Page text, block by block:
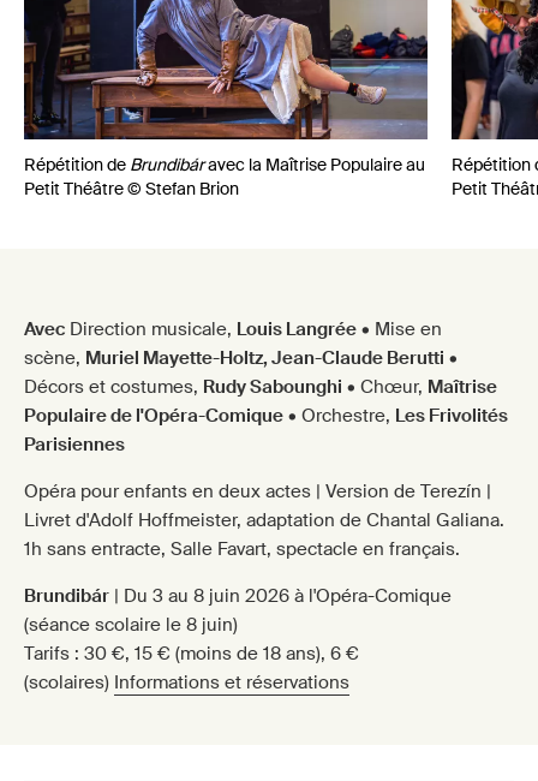
Répétition de Brundibáravec la Maîtrise Populaire au
Petit Théâtre © Stefan Brion
Répétition
Petit
Avec Direction musicale, Louis Langrée • Mise en
scène, Muriel Mayette-Holtz, Jean-Claude Berutti •
Décors et costumes, Rudy Sabounghi • Chœur, Maîtrise
Populaire de l'Opéra-Comique • Orchestre, Les Frivolités
Parisiennes
Opéra pour enfants en deux actes | Version de Terezín |
Livret d'Adolf Hoffmeister, adaptation de Chantal Galiana.
1h sans entracte, Salle Favart, spectacle en français.
Brundibár | Du 3 au 8 juin 2026 à l'Opéra-Comique
(séance scolaire le 8 juin)
Tarifs : 30 €, 15 € (moins de 18 ans), 6 €
(scolaires) Informations et réservations